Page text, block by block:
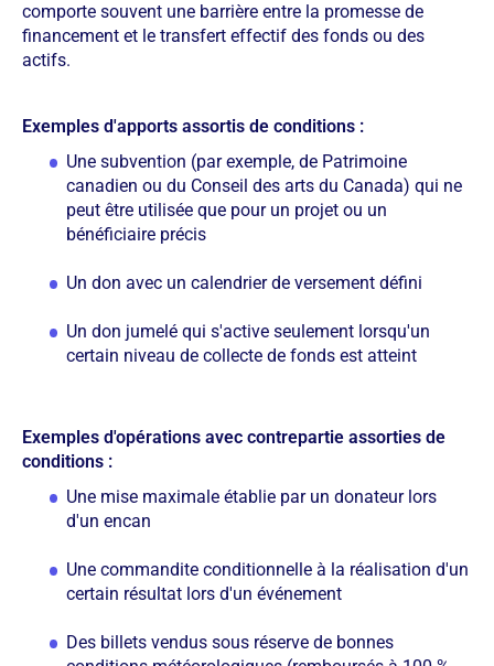
comporte souvent une barrière entre la promesse de
financement et le transfert effectif des fonds ou des
actifs.
Exemples d'apports assortis de conditions :
Une subvention (par exemple, de Patrimoine
canadien ou du Conseil des arts du Canada) qui ne
peut être utilisée que pour un projet ou un
bénéficiaire précis
Un don avec un calendrier de versement défini
Un don jumelé qui s'active seulement lorsqu'un
certain niveau de collecte de fonds est atteint
Exemples d'opérations avec contrepartie assorties de
conditions :
Une mise maximale établie par un donateur lors
d'un encan
Une commandite conditionnelle à la réalisation d'un
certain résultat lors d'un événement
Des billets vendus sous réserve de bonnes